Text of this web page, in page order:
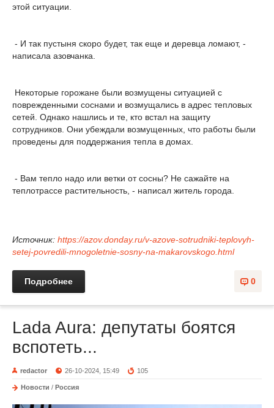
этой ситуации.
- И так пустыня скоро будет, так еще и деревца ломают, -
написала азовчанка.
Некоторые горожане были возмущены ситуацией с
поврежденными соснами и возмущались в адрес тепловых
сетей. Однако нашлись и те, кто встал на защиту
сотрудников. Они убеждали возмущенных, что работы были
проведены для поддержания тепла в домах.
- Вам тепло надо или ветки от сосны? Не сажайте на
теплотрассе растительность, - написал житель города.
Источник: https://azov.donday.ru/v-azove-sotrudniki-teplovyh-
setej-povredili-mnogoletnie-sosny-na-makarovskogo.html
0
Подробнее
Lada Aura: депутаты боятся
вспотеть...
redactor 26-10-2024, 15:49 105
Новости / Россия